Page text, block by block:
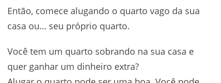
Então, comece alugando o quarto vago da sua
casa ou… seu próprio quarto.
Você tem um quarto sobrando na sua casa e
quer ganhar um dinheiro extra?